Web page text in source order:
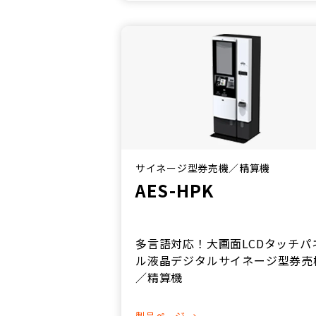
サイネージ型券売機／精算機
AES-HPK
多言語対応！大画面LCDタッチパ
ル液晶デジタルサイネージ型券
／精算機